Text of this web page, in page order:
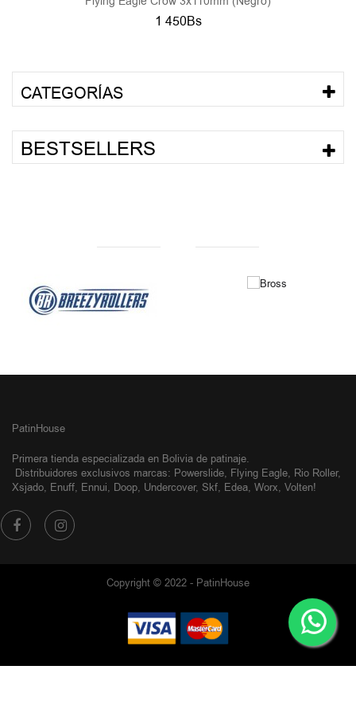
1 450Bs
CATEGORÍAS
BESTSELLERS
PatinHouse
Primera tienda especializada en Bolivia de patinaje.
Distribuidores exclusivos marcas: Powerslide, Flying Eagle, Rio Roller,
Xsjado, Enuff, Ennui, Doop, Undercover, Skf, Edea, Worx, Volten!
Copyright © 2022 - PatinHouse